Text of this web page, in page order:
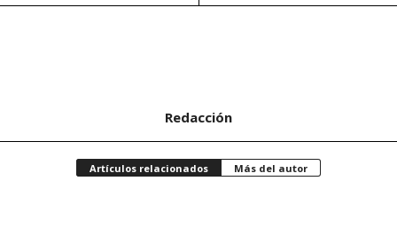
Redacción
Artículos relacionados Más del autor